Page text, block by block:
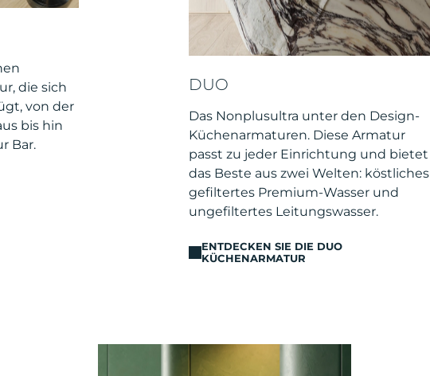
die sich
von der
bis hin
Bar.
DUO
Das Nonplusultra unter den Design-
Küchenarmaturen. Diese Armatur
passt zu jeder Einrichtung und bietet
das Beste aus zwei Welten: köstliches
gefiltertes Premium-Wasser und
ungefiltertes Leitungswasser.
ENTDECKEN SIE DIE DUO
KÜCHENARMATUR